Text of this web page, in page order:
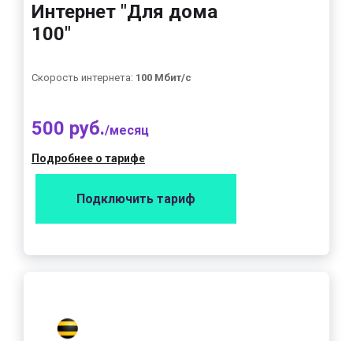
Интернет "Для дома
100"
Скорость интернета: 100 Мбит/с
500 руб./месяц
Подробнее о тарифе
Подключить тариф